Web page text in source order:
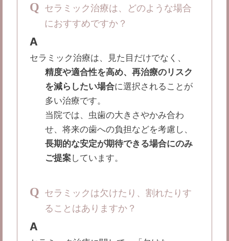
Q セラミック治療は、どのような場合
におすすめですか？
A
セラミック治療は、見た目だけでなく、
精度や適合性を高め、再治療のリスク
を減らしたい場合に選択されることが
多い治療です。
当院では、虫歯の大きさやかみ合わ
せ、将来の歯への負担などを考慮し、
長期的な安定が期待できる場合にのみ
ご提案しています。
Q セラミックは欠けたり、割れたりす
ることはありますか？
A